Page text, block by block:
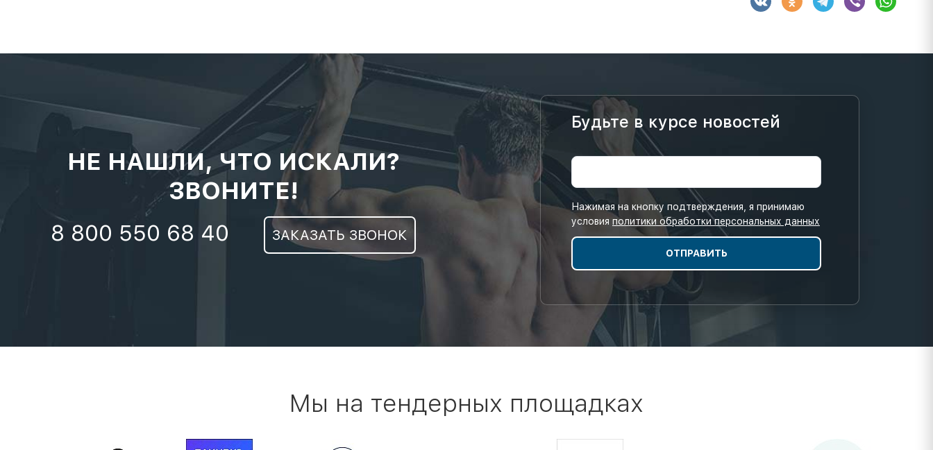
НЕ НАШЛИ, ЧТО ИСКАЛИ?
ЗВОНИТЕ!
8 800 550 68 40 ЗАКАЗАТЬ ЗВОНОК
Будьте в курсе новостей
Нажимая на кнопку подтверждения, я принимаю
условия политики обработки персональных данных
Мы на тендерных площадках